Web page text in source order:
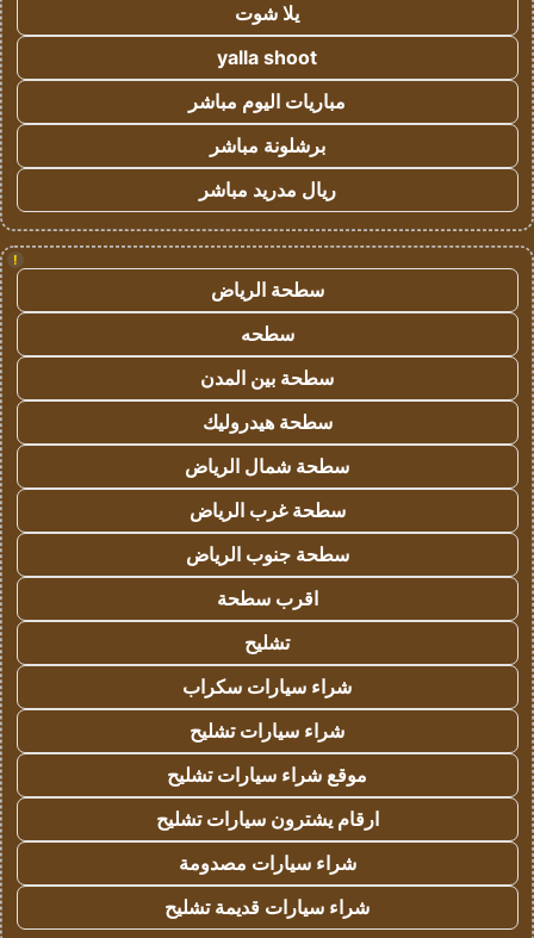
يلا شوت
yalla shoot
مباريات اليوم مباشر
برشلونة مباشر
ريال مدريد مباشر
!
سطحة الرياض
سطحه
سطحة بين المدن
سطحة هيدروليك
سطحة شمال الرياض
سطحة غرب الرياض
سطحة جنوب الرياض
اقرب سطحة
تشليح
شراء سيارات سكراب
شراء سيارات تشليح
موقع شراء سيارات تشليح
ارقام يشترون سيارات تشليح
شراء سيارات مصدومة
شراء سيارات قديمة تشليح